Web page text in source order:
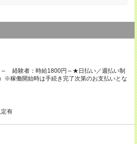
経験者：時給1800円～★日払い／週払い制
※稼働開始時は手続き完了次第のお支払いとな
有